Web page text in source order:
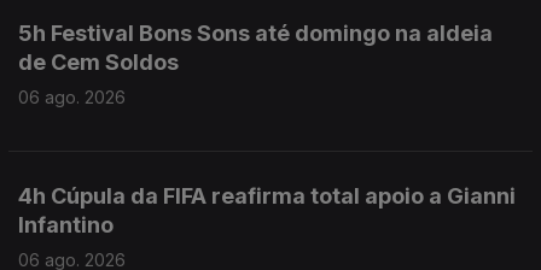
5h Festival Bons Sons até domingo na aldeia
de Cem Soldos
06 ago. 2026
4h Cúpula da FIFA reafirma total apoio a Gianni
Infantino
06 ago. 2026